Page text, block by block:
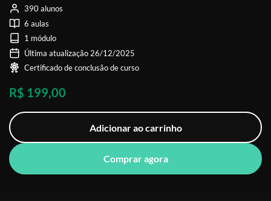
390 alunos
6 aulas
1 módulo
Última atualização 26/12/2025
Certificado de conclusão de curso
R$ 199,00
Adicionar ao carrinho
Comprar agora